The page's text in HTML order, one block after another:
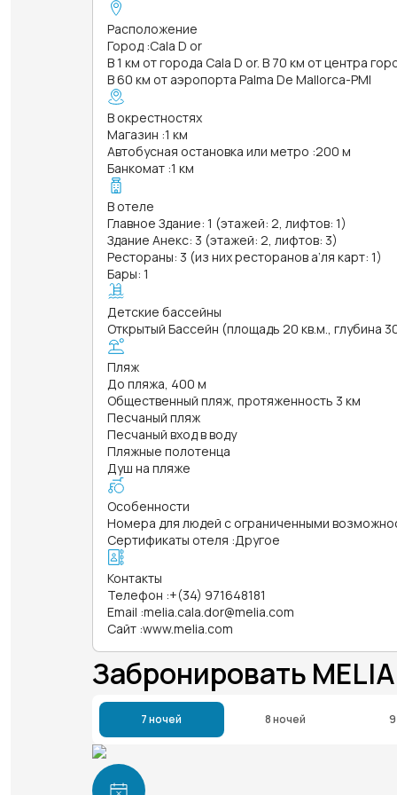
Расположение
Город :Cala D or
В 1 км от города Cala D or. В 70 км от центра
В 60 км от аэропорта Palma De Mallorca-PMI
В окрестностях
Магазин :1 км
Автобусная остановка или метро :200 м
Банкомат :1 км
В отеле
Главное Здание: 1 (этажей: 2, лифтов: 1)
Здание Анекс: 3 (этажей: 2, лифтов: 3)
Рестораны: 3 (из них ресторанов а’ля карт: 1)
Бары: 1
Детские бассейны
Открытый Бассейн (площадь 20 кв.м., глубина
Пляж
До пляжа, 400 м
Общественный пляж, протяженность 3 км
Песчаный пляж
Песчаный вход в воду
Пляжные полотенца
Душ на пляже
Особенности
Номера для людей с ограниченными
Сертификаты отеля :Другое
Контакты
Телефон :+(34) 971648181
Email :melia.cala.dor@melia.com
Сайт :www.melia.com
Забронировать MELIA
7 ночей 8 ночей